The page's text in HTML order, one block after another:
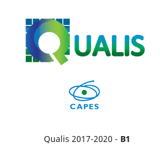
Qualis 2017-2020 - B1